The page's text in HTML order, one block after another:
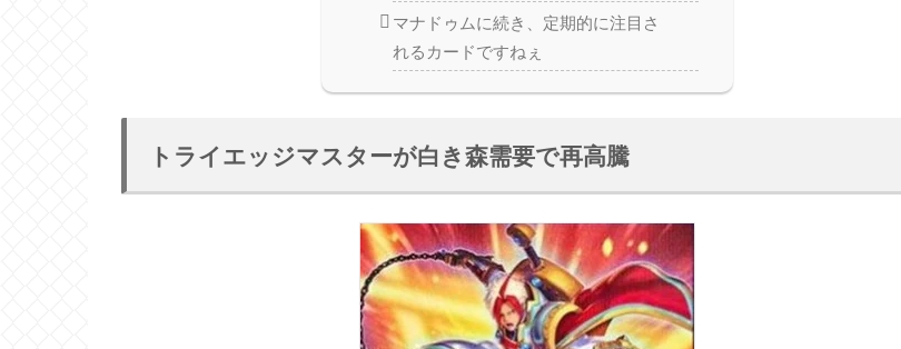
マナドゥムに続き、定期的に注目さ
れるカードですねぇ
トライエッジマスターが白き森需要で再高騰